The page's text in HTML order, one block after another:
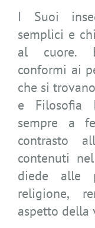
I Suoi
semplici e
al cuore.
conformi ai
che si
e Filosofia
sempre a
contrasto
contenuti
diede alle
religione,
aspetto della